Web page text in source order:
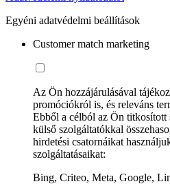
Egyéni adatvédelmi beállítások
Customer match marketing
Az Ön hozzájárulásával
promóciókról is, és releváns
Ebből a célból az Ön titkosított
külső szolgáltatókkal
hirdetési csatornáikat
szolgáltatásaikat:
Bing, Criteo, Meta, Google,